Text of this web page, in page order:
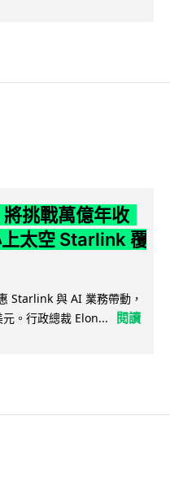
挑戰萬億年收
太空 Starlink 覆
Starlink 與 AI 業務帶動，
。行政總裁 Elon...
閱讀